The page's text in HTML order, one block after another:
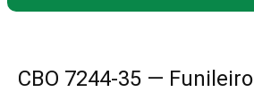
CBO 7244-35 —